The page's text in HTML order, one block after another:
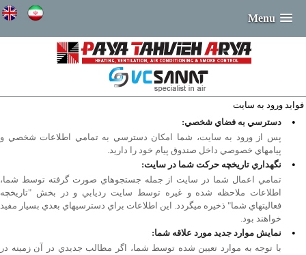
Menu
فوايد ورود به سايت
•
دسترسي به فضاي شخصي:
پس از ورود به سايت، شما امكان دسترسي به تمامي اطلاعات شخصي و
پيامهاي خصوصي داخل صندوق پيام خود را داريد.
•
نگهداري تاريخچه حركت شما در سايت:
تمامي اعمال شما در سايت از جمله جستجوهاي صورت گرفته توسط شما،
اطلاعات ملاحظه شده و غيره توسط سايت رديابي و در بخش "تاريخچه
فعاليتهاي شما" ذخيره ميگردد. اين اطلاعات براي دسترسيهاي بعدي بسيار مفيد
خواهند بود.
•
نمايش موارد جديد مورد علاقه شما:
با توجه به موارد تعيين شده توسط شما، اگر مطالب جديدي در آن زمينه در